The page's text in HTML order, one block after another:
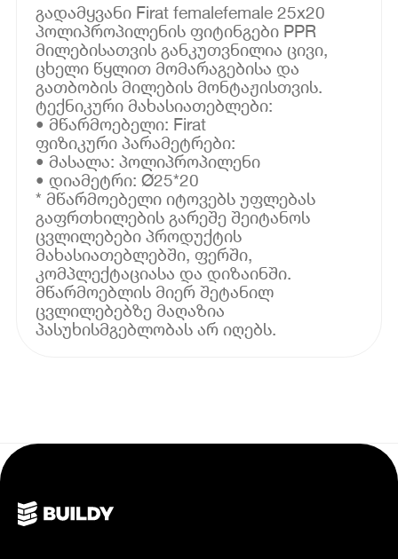
გადამყვანი Firat femalefemale 25x20
პოლიპროპილენის ფიტინგები PPR
მილებისათვის განკუთვნილია ცივი,
ცხელი წყლით მომარაგებისა და
გათბობის მილების მონტაჟისთვის.
ტექნიკური მახასიათებლები:
• მწარმოებელი: Firat
ფიზიკური პარამეტრები:
• მასალა: პოლიპროპილენი
• დიამეტრი: Ø25*20
* მწარმოებელი იტოვებს უფლებას
გაფრთხილების გარეშე შეიტანოს
ცვლილებები პროდუქტის
მახასიათებლებში, ფერში,
კომპლექტაციასა და დიზაინში.
მწარმოებლის მიერ შეტანილ
ცვლილებებზე მაღაზია
პასუხისმგებლობას არ იღებს.